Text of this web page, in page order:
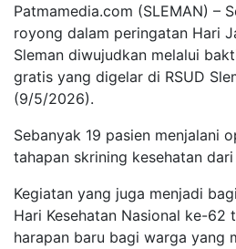
Patmamedia.com (SLEMAN) –
royong dalam peringatan Hari
Sleman diwujudkan melalui
gratis yang digelar di RSUD
(9/5/2026).
Sebanyak 19 pasien menjalani
tahapan skrining kesehatan
Kegiatan yang juga menjadi
Hari Kesehatan Nasional ke-62
harapan baru bagi warga yang